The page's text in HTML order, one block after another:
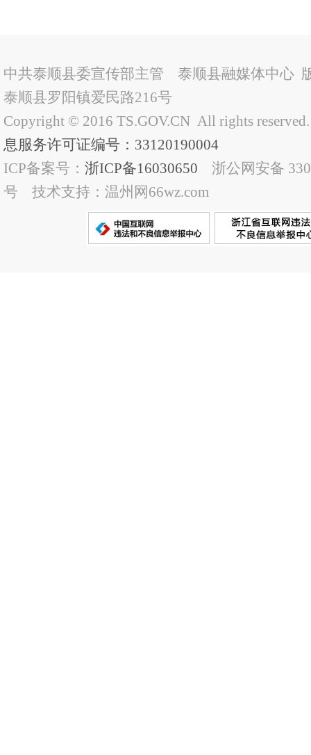
中共泰顺县委宣传部主管 泰顺县融媒体中心
泰顺县罗阳镇爱民路216号
Copyright © 2016 TS.GOV.CN All rights
息服务许可证编号：33120190004
ICP备案号： 浙ICP备16030650 浙公网安备
号 技术支持：温州网66wz.com